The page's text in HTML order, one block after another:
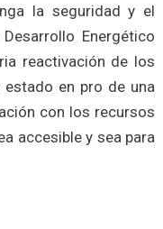
la seguridad y el
Energético
reactivación de los
en pro de una
con los recursos
accesible y sea para